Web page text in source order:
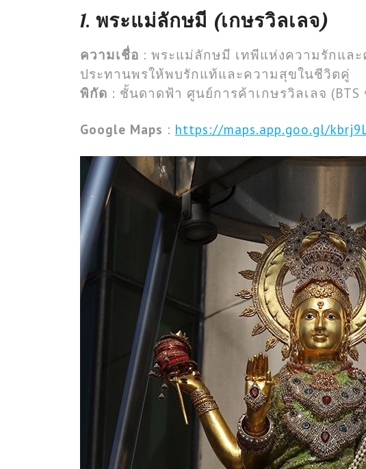
1. พระแม่ลักษมี (เกษรวิลเลจ)
ความเชื่อ : พระแม่ลักษมี เทพีแห่งความรักแล
ประทานพรให้พบรักแท้และความสุขในชีวิตคู่
พิกัด : ชั้นดาดฟ้า ศูนย์การค้าเกษรวิลเลจ (BTS
Google Maps : https://maps.app.goo.gl/